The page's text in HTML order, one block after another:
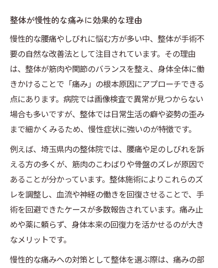
整体が慢性的な痛みに効果的な理由
慢性的な腰痛やしびれに悩む方が多い中、整体が手術不
要の自然な改善法として注目されています。その理由
は、整体が筋肉や関節のバランスを整え、身体全体に働
きかけることで「痛み」の根本原因にアプローチできる
点にあります。病院では画像検査で異常が見つからない
場合も多いですが、整体では日常生活の癖や姿勢の歪み
まで細かくみるため、慢性症状に強いのが特徴です。
例えば、埼玉県内の整体院では、腰痛や足のしびれを訴
える方の多くが、筋肉のこわばりや骨盤のズレが原因で
あることが分かっています。整体施術によりこれらのズ
レを調整し、血流や神経の働きを回復させることで、手
術を回避できたケースが多数報告されています。痛み止
めや薬に頼らず、身体本来の回復力を活かせるのが大き
なメリットです。
慢性的な痛みへの対策として整体を選ぶ際は、痛みの部